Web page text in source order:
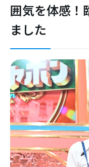
囲気を体感！
ました